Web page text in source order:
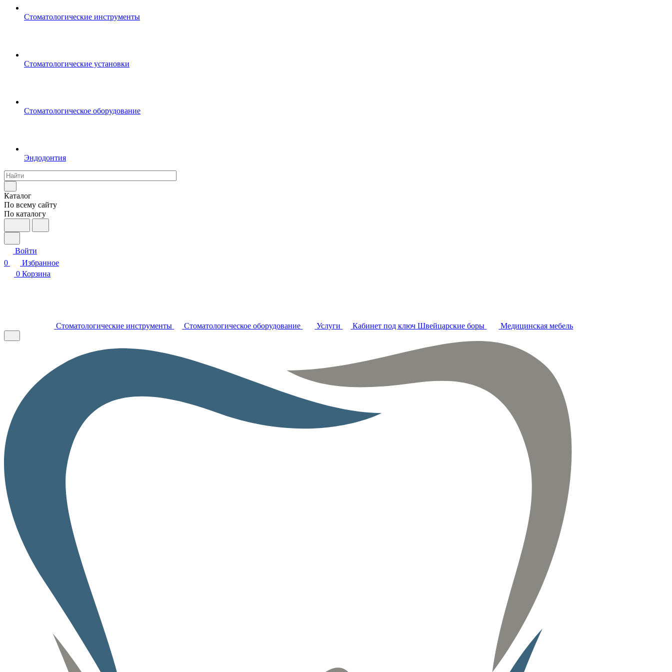
Стоматологические инструменты
Стоматологические установки
Стоматологическое оборудование
Эндодонтия
Каталог
По всему сайту
По каталогу
Войти
0
Избранное
0 Корзина
Стоматологические инструменты Стоматологическое оборудование Услуги Кабинет под ключ Швейцарские боры Медицинская мебель